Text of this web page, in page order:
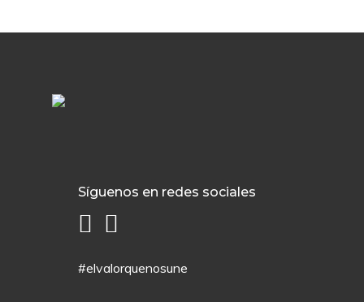
Síguenos en redes sociales
#elvalorquenosune